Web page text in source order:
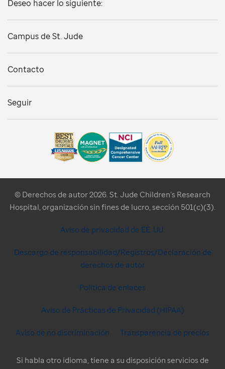
Deseo hacer lo siguiente:
Campus de St. Jude
Contacto
Seguir
© Derechos de autor 2026. St. Jude Children’s Research
Hospital, organización sin fines de lucro, sección 501(c)(3).
Aviso de privacidad de EE. UU.
Descargo de responsabilidad/Registros/Declaración de
derechos de autor
Política de enlaces
Aviso de Prácticas de Privacidad (HIPAA)
Aviso de no discriminación Transparencia de precios
Si habla otro idioma, tiene a su disposición servicios de